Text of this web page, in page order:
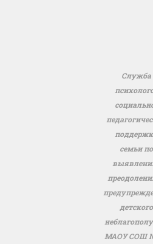
Служба
семьи по
детского
МАОУ СОШ